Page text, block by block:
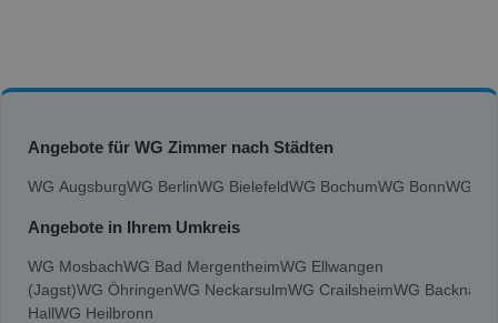
Angebote für WG Zimmer nach Städten
WG AugsburgWG BerlinWG BielefeldWG BochumWG BonnWG
Angebote in Ihrem Umkreis
WG MosbachWG Bad MergentheimWG Ellwangen
(Jagst)WG ÖhringenWG NeckarsulmWG CrailsheimWG Backnang
HallWG Heilbronn